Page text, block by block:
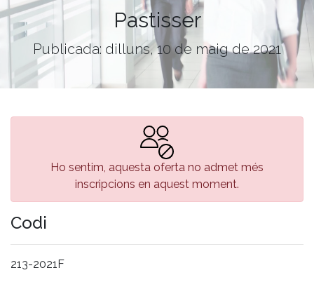
Pastisser
Publicada: dilluns, 10 de maig de 2021
Ho sentim, aquesta oferta no admet més
inscripcions en aquest moment.
Codi
213-2021F